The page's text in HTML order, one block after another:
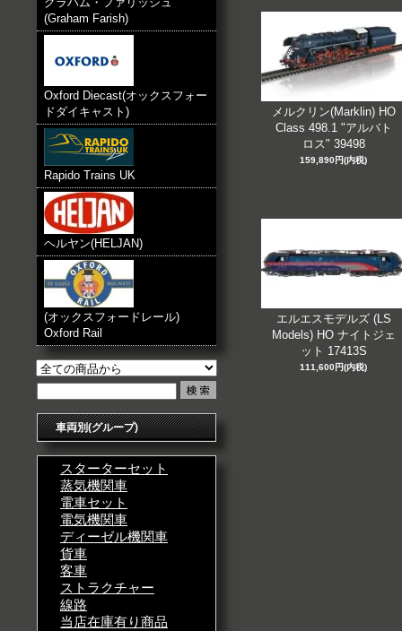
(Graham Farish)
Oxford Diecast(オックスフォー
ドダイキャスト)
Rapido Trains UK
ヘルヤン(HELJAN)
(オックスフォードレール)
Oxford Rail
車両別(グループ)
スターターセット
蒸気機関車
電車セット
電気機関車
ディーゼル機関車
貨車
客車
ストラクチャー
線路
当店在庫有り商品
メルクリン(Marklin) HO
Class 498.1 "アルバト
ロス" 39498
159,890円(内税)
エルエスモデルズ (LS
Models) HO ナイトジェ
ット 17413S
111,600円(内税)